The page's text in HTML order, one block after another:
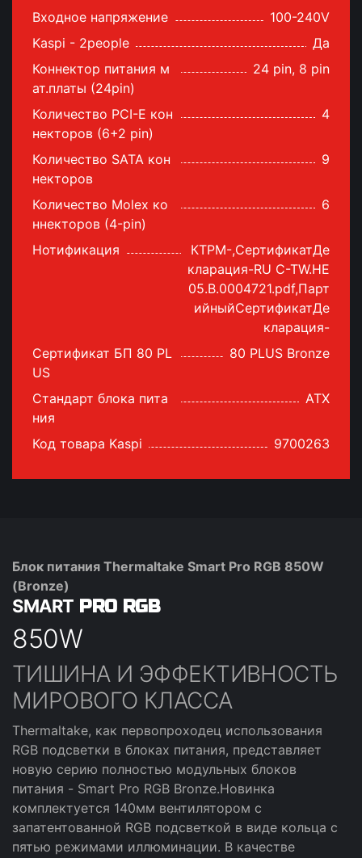
Входное напряжение
100-240V
Kaspi - 2people
Да
Коннектор питания м
ат.платы (24pin)
24 pin, 8 pin
Количество PCI-E кон
некторов (6+2 pin)
4
Количество SATA кон
некторов
9
Количество Molex ко
ннекторов (4-pin)
6
Нотификация
КТРМ-,СертификатДе
кларация-RU C-TW.HE
05.B.0004721.pdf,Парт
ийныйСертификатДе
кларация-
Сертификат БП 80 PL
US
80 PLUS Bronze
Стандарт блока пита
ния
ATX
Код товара Kaspi 9700263
Блок питания Thermaltake Smart Pro RGB 850W
(Bronze)
SMART PRO RGB
850W
ТИШИНА И ЭФФЕКТИВНОСТЬ
МИРОВОГО КЛАССА
Thermaltake, как первопроходец использования
RGB подсветки в блоках питания, представляет
новую серию полностью модульных блоков
питания - Smart Pro RGB Bronze.Новинка
комплектуется 140мм вентилятором с
запатентованной RGB подсветкой в виде кольца с
пятью режимами иллюминации. В качестве